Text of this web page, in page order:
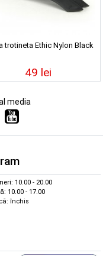
trotineta Ethic Nylon Black
49 lei
media
10.00 - 20.00
10.00 - 17.00
închis